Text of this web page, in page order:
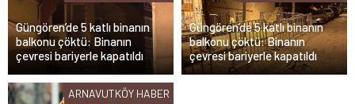
Güngören’de 5 katlı binanın
balkonu çöktü: Binanın
çevresi bariyerle kapatıldı
Güngören’de 5 katlı binanın
balkonu çöktü: Binanın
çevresi bariyerle kapatıldı
ARNAVUTKÖY HABER